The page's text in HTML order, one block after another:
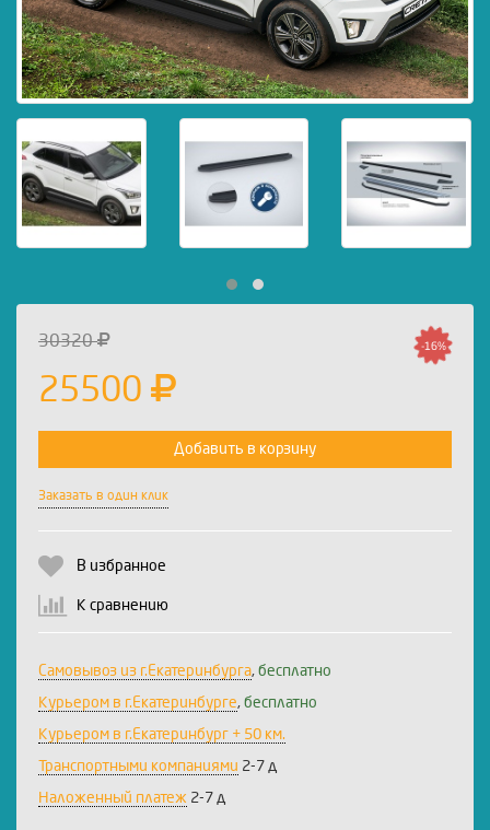
30320
25500
-16%
Добавить в корзину
Заказать в один клик
В избранное
К сравнению
Самовывоз из г.Екатеринбурга, бесплатно
Курьером в г.Екатеринбурге, бесплатно
Курьером в г.Екатеринбург + 50 км.
Транспортными компаниями 2-7 д
Наложенный платеж 2-7 д